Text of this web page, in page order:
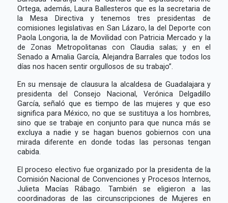
Ortega, además, Laura Ballesteros que es la secretaria de
la Mesa Directiva y tenemos tres presidentas de
comisiones legislativas en San Lázaro, la del Deporte con
Paola Longoria, la de Movilidad con Patricia Mercado y la
de Zonas Metropolitanas con Claudia salas; y en el
Senado a Amalia García, Alejandra Barrales que todos los
días nos hacen sentir orgullosos de su trabajo”.
En su mensaje de clausura la alcaldesa de Guadalajara y
presidenta del Consejo Nacional, Verónica Delgadillo
García, señaló que es tiempo de las mujeres y que eso
significa para México, no que se sustituya a los hombres,
sino que se trabaje en conjunto para que nunca más se
excluya a nadie y se hagan buenos gobiernos con una
mirada diferente en donde todas las personas tengan
cabida.
El proceso electivo fue organizado por la presidenta de la
Comisión Nacional de Convenciones y Procesos Internos,
Julieta Macías Rábago. También se eligieron a las
coordinadoras de las circunscripciones de Mujeres en